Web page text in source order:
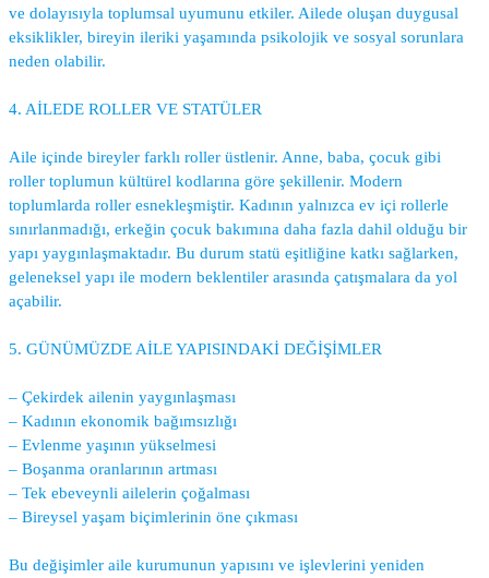
ve dolayısıyla toplumsal uyumunu etkiler. Ailede oluşan duygusal
eksiklikler, bireyin ileriki yaşamında psikolojik ve sosyal sorunlara
neden olabilir.
4. AİLEDE ROLLER VE STATÜLER
Aile içinde bireyler farklı roller üstlenir. Anne, baba, çocuk gibi
roller toplumun kültürel kodlarına göre şekillenir. Modern
toplumlarda roller esnekleşmiştir. Kadının yalnızca ev içi rollerle
sınırlanmadığı, erkeğin çocuk bakımına daha fazla dahil olduğu bir
yapı yaygınlaşmaktadır. Bu durum statü eşitliğine katkı sağlarken,
geleneksel yapı ile modern beklentiler arasında çatışmalara da yol
açabilir.
5. GÜNÜMÜZDE AİLE YAPISINDAKİ DEĞİŞİMLER
– Çekirdek ailenin yaygınlaşması
– Kadının ekonomik bağımsızlığı
– Evlenme yaşının yükselmesi
– Boşanma oranlarının artması
– Tek ebeveynli ailelerin çoğalması
– Bireysel yaşam biçimlerinin öne çıkması
Bu değişimler aile kurumunun yapısını ve işlevlerini yeniden